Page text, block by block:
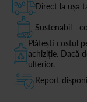
Direct la ușa
Sustenabil -
Plătești costul
achiziție. Dacă
ulterior.
Report